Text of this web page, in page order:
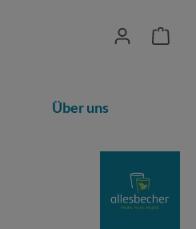
Über uns